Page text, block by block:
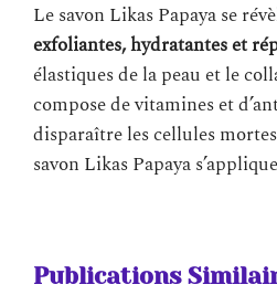
Le savon Likas Papaya se
exfoliantes, hydratantes et
élastiques de la peau et le
compose de vitamines et
disparaître les cellules
savon Likas Papaya
Publications